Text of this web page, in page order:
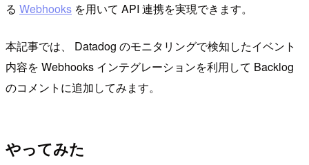
る Webhooks を用いて API 連携を実現できます。
本記事では、 Datadog のモニタリングで検知したイベント
内容を Webhooks インテグレーションを利用して Backlog
のコメントに追加してみます。
やってみた